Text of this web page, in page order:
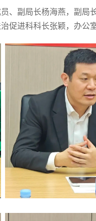
、副局长杨海燕，副局
促进科科长张颖，办公